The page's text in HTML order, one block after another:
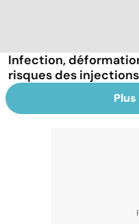
Infection,
risques des